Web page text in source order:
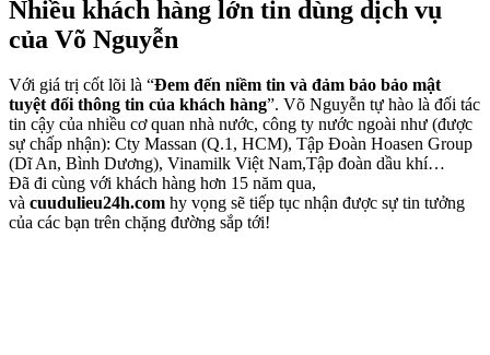
Nhiều khách hàng lớn tin dùng dịch vụ
của Võ Nguyễn
Với giá trị cốt lõi là “Đem đến niềm tin và đảm bảo bảo mật
tuyệt đối thông tin của khách hàng”. Võ Nguyễn tự hào là đối tác
tin cậy của nhiều cơ quan nhà nước, công ty nước ngoài như (được
sự chấp nhận): Cty Massan (Q.1, HCM), Tập Đoàn Hoasen Group
(Dĩ An, Bình Dương), Vinamilk Việt Nam,Tập đoàn dầu khí…
Đã đi cùng với khách hàng hơn 15 năm qua,
và cuudulieu24h.com hy vọng sẽ tiếp tục nhận được sự tin tưởng
của các bạn trên chặng đường sắp tới!